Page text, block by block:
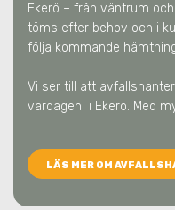
Ekerö – från väntrum
töms efter behov och i
följa kommande
Vi ser till att
vardagen i Ekerö. Med
LÄS MER OM